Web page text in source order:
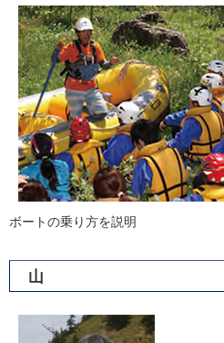
ボートの乗り方を説明
山